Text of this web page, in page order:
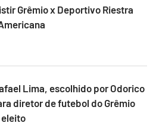
Grêmio x Deportivo Riestra
Lima, escolhido por Odorico
diretor de futebol do Grêmio
eleito